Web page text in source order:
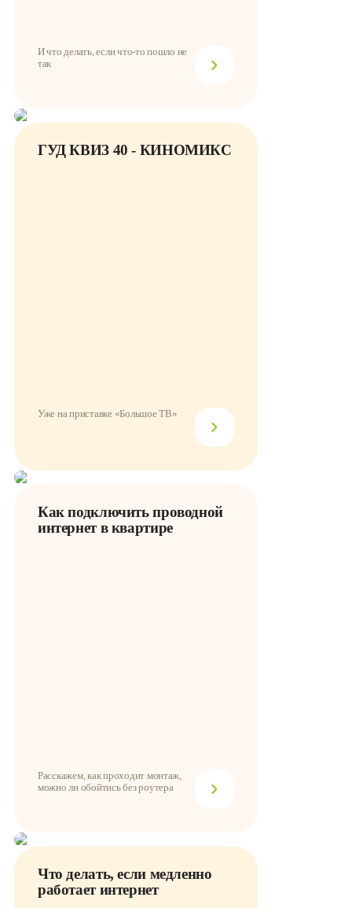
И что делать, если что-то пошло не
так
ГУД КВИЗ 40 - КИНОМИКС
Уже на приставке «Большое ТВ»
Как подключить проводной
интернет в квартире
Расскажем, как проходит монтаж,
можно ли обойтись без роутера
Что делать, если медленно
работает интернет